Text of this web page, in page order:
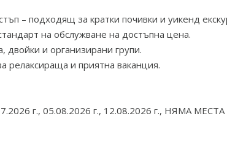
– подходящ за кратки почивки и уикенд
на обслужване на достъпна цена.
двойки и организирани групи.
релаксираща и приятна ваканция.
г., 05.08.2026 г., 12.08.2026 г., НЯМА МЕСТА